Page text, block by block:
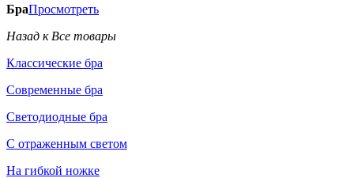
БраПросмотреть
Назад к Все товары
Классические бра
Современные бра
Светодиодные бра
С отраженным светом
На гибкой ножке